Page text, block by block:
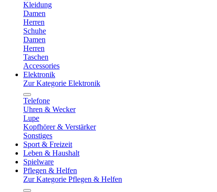
Kleidung
Damen
Herren
Schuhe
Damen
Herren
Taschen
Accessories
Elektronik
Zur Kategorie Elektronik
Telefone
Uhren & Wecker
Lupe
Kopfhörer & Verstärker
Sonstiges
Sport & Freizeit
Leben & Haushalt
Spielware
Pflegen & Helfen
Zur Kategorie Pflegen & Helfen